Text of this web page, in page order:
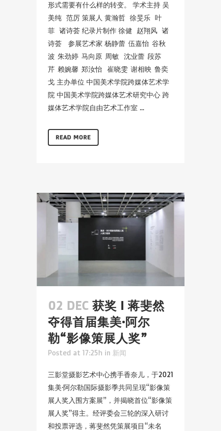
形式需要有什么样的转变。 学术主持 吴
美纯 范厉 策展人 黄瀚哲 徐旻乐 叶
菲 诸诗荟 纪录片制作 徐健 赵翔风 诸
诗荟 参展艺术家 杨静蕾 伍嘉怡 谷秋
波 朱劲婷 马向原 周敏 沈业蕾 段苏
芹 赖婉馨 郑汝怡 崔晓雯 谢相映 鲁奕
戈 主办单位 中国美术学院跨媒体艺术学
院 中国美术学院跨媒体艺术研究中心 跨
媒体艺术学院自由艺术工作室 ...
READ MORE
02 DEC 获奖 I 蒋斐然
夺得首届集美·阿尔
勒“影像策展人奖”
Posted at 17:25h in 新闻
三影堂摄影艺术中心携手香奈儿，于2021
集美·阿尔勒国际摄影季共同呈现“影像策
展人奖入围方案展”，并揭晓首位“影像策
展人奖”得主。经评委会三轮的深入研讨
和投票评选，蒋斐然凭策展项目“未名